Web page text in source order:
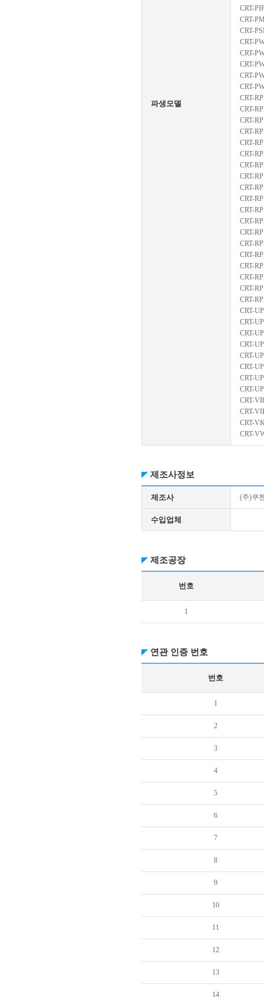
파생모델
CRT-
CRT-
CRT-
CRT-
CRT-
CRT-
CRT-
CRT-
CRT-
CRT-
CRT-
CRT-
CRT-
CRT-
CRT-
CRT-
CRT-
CRT-
CRT-
CRT-
CRT-
CRT-
CRT-
CRT-
CRT-
CRT-
CRT-
CRT-
CRT-
CRT-
CRT-
CRT-
CRT-
CRT-
CRT-
CRT-
CRT-
CRT-
CRT-
제조사정보
제조사 (주)쿠
수입업체
제조공장
번호
1
연관 인증 번호
번호
1
2
3
4
5
6
7
8
9
10
11
12
13
14